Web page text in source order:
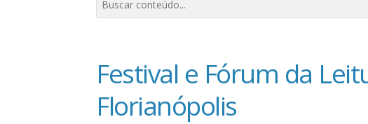
Festival e Fórum da
Florianópolis